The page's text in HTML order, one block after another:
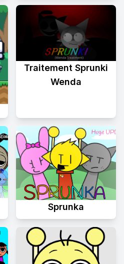
Traitement Sprunki
Wenda
Sprunka